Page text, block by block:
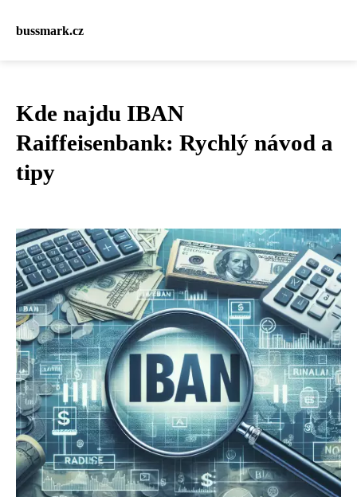
bussmark.cz
Kde najdu IBAN
Raiffeisenbank: Rychlý návod a
tipy